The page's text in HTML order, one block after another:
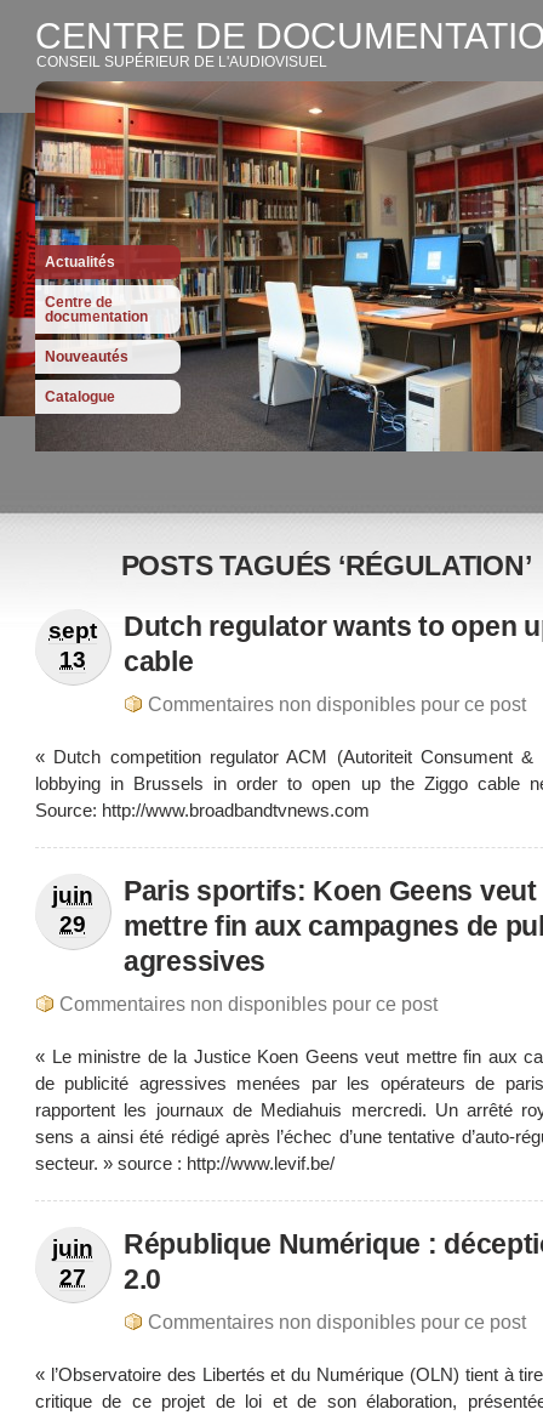
CENTRE DE
CONSEIL SUPÉRIEUR DE L'AUDIOVISUEL
Actualités
Centre de
documentation
Nouveautés
Catalogue
POSTS TAGUÉS ‘RÉGULATION’
sept
13
Dutch regulator wants to open
cable
Commentaires non disponibles pour ce post
« Dutch competition regulator ACM (Autoriteit Consument
lobbying in Brussels in order to open up the Ziggo cable
Source: http://www.broadbandtvnews.com
juin
29
Paris sportifs: Koen Geens veut
mettre fin aux campagnes de
agressives
Commentaires non disponibles pour ce post
« Le ministre de la Justice Koen Geens veut mettre fin aux
de publicité agressives menées par les opérateurs de
rapportent les journaux de Mediahuis mercredi. Un arrêté
sens a ainsi été rédigé après l’échec d’une tentative d’auto-
secteur. » source : http://www.levif.be/
juin
27
République Numérique :
2.0
Commentaires non disponibles pour ce post
« l’Observatoire des Libertés et du Numérique (OLN) tient à
critique de ce projet de loi et de son élaboration,